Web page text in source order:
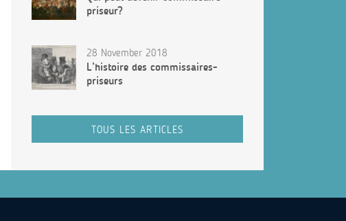
priseur?
28 November 2018
L’histoire des commissaires-
priseurs
TOUS LES ARTICLES